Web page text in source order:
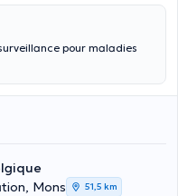
Mons
51,5 km